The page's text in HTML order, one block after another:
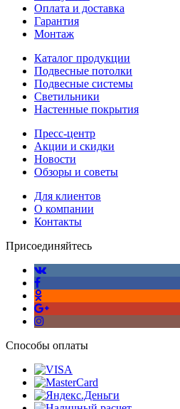
Оплата и доставка
Гарантия
Монтаж
Каталог продукции
Подвесные потолки
Подвесные системы
Светильники
Настенные покрытия
Пресс-центр
Акции и скидки
Новости
Обзоры и советы
Для клиентов
О компании
Контакты
Присоединяйтесь
Способы оплаты